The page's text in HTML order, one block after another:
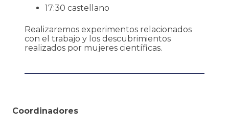
17:30 castellano
Realizaremos experimentos relacionados
con el trabajo y los descubrimientos
realizados por mujeres científicas.
Coordinadores